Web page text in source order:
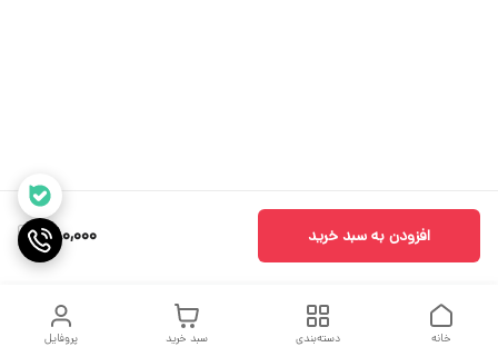
580,000 افزودن به سبد خرید
پروفایل سبد خرید دسته‌بندی خانه